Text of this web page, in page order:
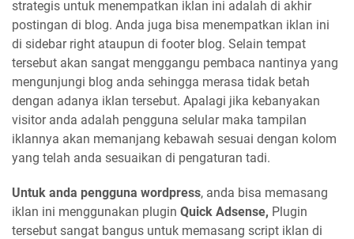
strategis untuk menempatkan iklan ini adalah di akhir
postingan di blog. Anda juga bisa menempatkan iklan ini
di sidebar right ataupun di footer blog. Selain tempat
tersebut akan sangat menggangu pembaca nantinya yang
mengunjungi blog anda sehingga merasa tidak betah
dengan adanya iklan tersebut. Apalagi jika kebanyakan
visitor anda adalah pengguna selular maka tampilan
iklannya akan memanjang kebawah sesuai dengan kolom
yang telah anda sesuaikan di pengaturan tadi.
Untuk anda pengguna wordpress, anda bisa memasang
iklan ini menggunakan plugin Quick Adsense, Plugin
tersebut sangat bangus untuk memasang script iklan di